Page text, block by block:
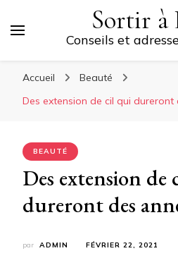
Sortir à
Conseils et
Accueil
Beauté
Des extension de cil qui dureront
BEAUTÉ
Des extension de
dureront des
par ADMIN FÉVRIER 22, 2021